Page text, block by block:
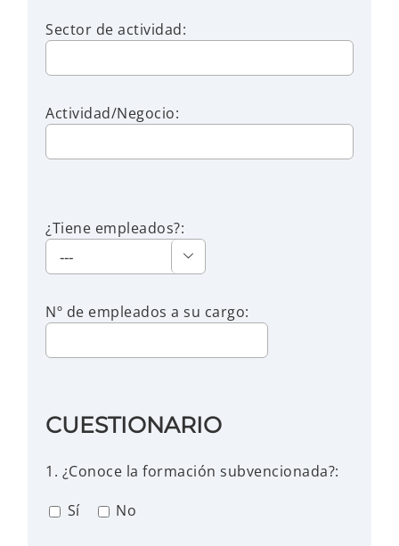
Sector de actividad:
Actividad/Negocio:
¿Tiene empleados?:

Nº de empleados a su cargo:
CUESTIONARIO
1. ¿Conoce la formación subvencionada?:
Sí
No